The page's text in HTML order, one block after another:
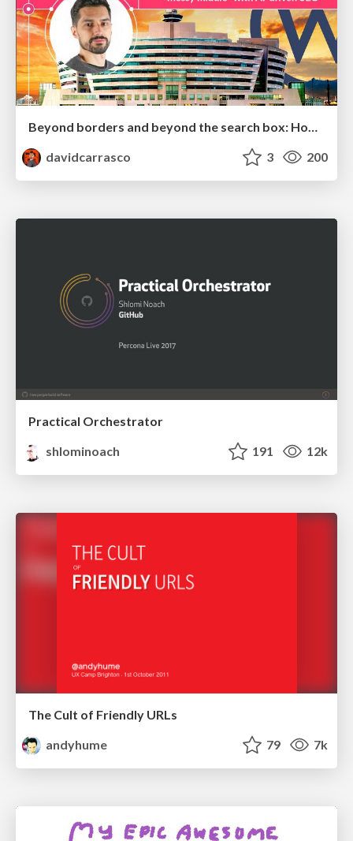
Beyond borders and beyond the search box: How to win the global "messy middle" with AI-driven SEO
davidcarrasco
3 200
Practical Orchestrator
shlominoach
191 12k
The Cult of Friendly URLs
andyhume
79 7k